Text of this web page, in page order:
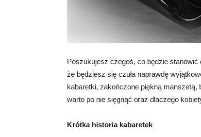
Poszukujesz czegoś, co będzie
że będziesz się czuła naprawdę
kabaretki, zakończone piękną
warto po nie sięgnąć oraz dlaczego
Krótka historia kabaretek